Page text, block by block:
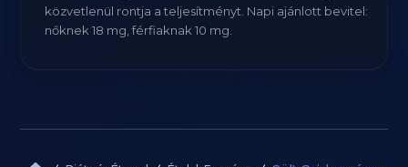
közvetlenül rontja a teljesítményt. Napi ajánlott bevitel:
nőknek 18 mg, férfiaknak 10 mg.